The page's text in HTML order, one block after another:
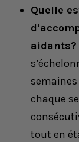
Quelle
aidants?
chaque
tout en